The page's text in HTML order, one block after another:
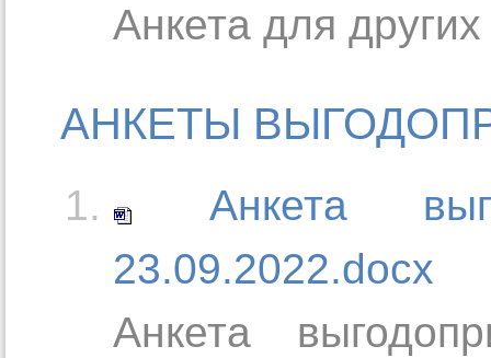
Анкета для
АНКЕТЫ
Анкета
23.09.2022.docx
Анкета